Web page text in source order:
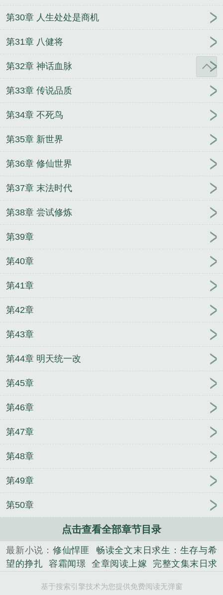
第30章 人生处处是商机
第31章 八健将
第32章 神话血脉
第33章 传说品质
第34章 不死鸟
第35章 新世界
第36章 修仙世界
第37章 末法时代
第38章 尝试修炼
第39章
第40章
第41章
第42章
第43章
第44章 明天统一改
第45章
第46章
第47章
第48章
第49章
第50章
点击查看全部章节目录
最新小说： 修仙悍匪
畅读全文末日求生：生存与希
望的挣扎
容霜闻璟 全章阅读上嫁
完整文集末日求
不嫁，转头闪婚年轻首长优质全文阅读 每个世界都
基于搜索引擎技术为您提供免费阅读无弹窗